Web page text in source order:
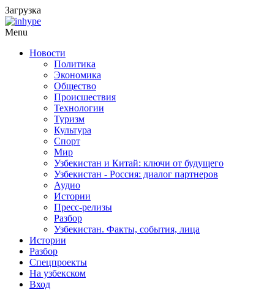
Загрузка
Menu
Новости
Политика
Экономика
Общество
Происшествия
Технологии
Туризм
Культура
Спорт
Мир
Узбекистан и Китай: ключи от будущего
Узбекистан - Россия: диалог партнеров
Аудио
Истории
Пресс-релизы
Разбор
Узбекистан. Факты, события, лица
Истории
Разбор
Спецпроекты
На узбекском
Вход